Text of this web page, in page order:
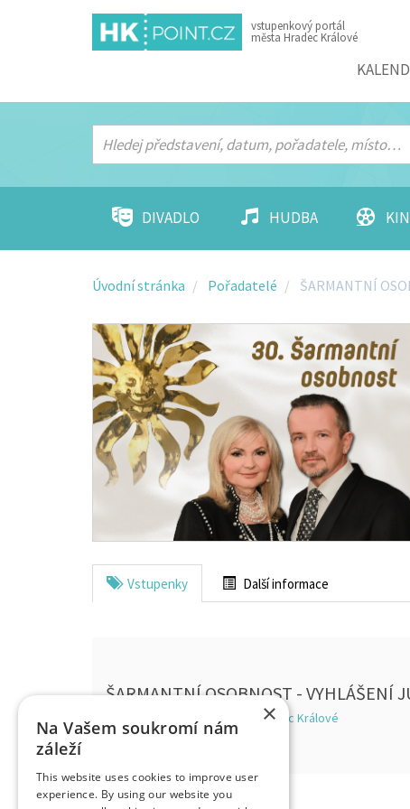
vstupenkový portál
města Hradec Králové
Menu
DIVADLO HUDBA
Úvodní stránka Pořadatelé ŠARMANTNÍ
Vstupenky Další informace
ŠARMANTNÍ OSOBNOST - VYHLÁŠENÍ
Kongresové centrum Aldis, Hradec Králové
×
Na Vašem soukromí nám
záleží
This website uses cookies to improve user
experience. By using our website you